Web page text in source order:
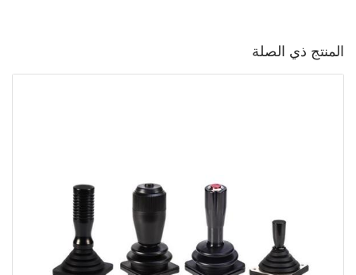
المنتج ذي الصلة